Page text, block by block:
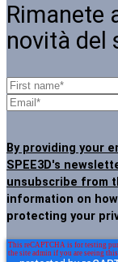
Rimanete
novità del
By providing your
SPEE3D's
unsubscribe from
information on
protecting your